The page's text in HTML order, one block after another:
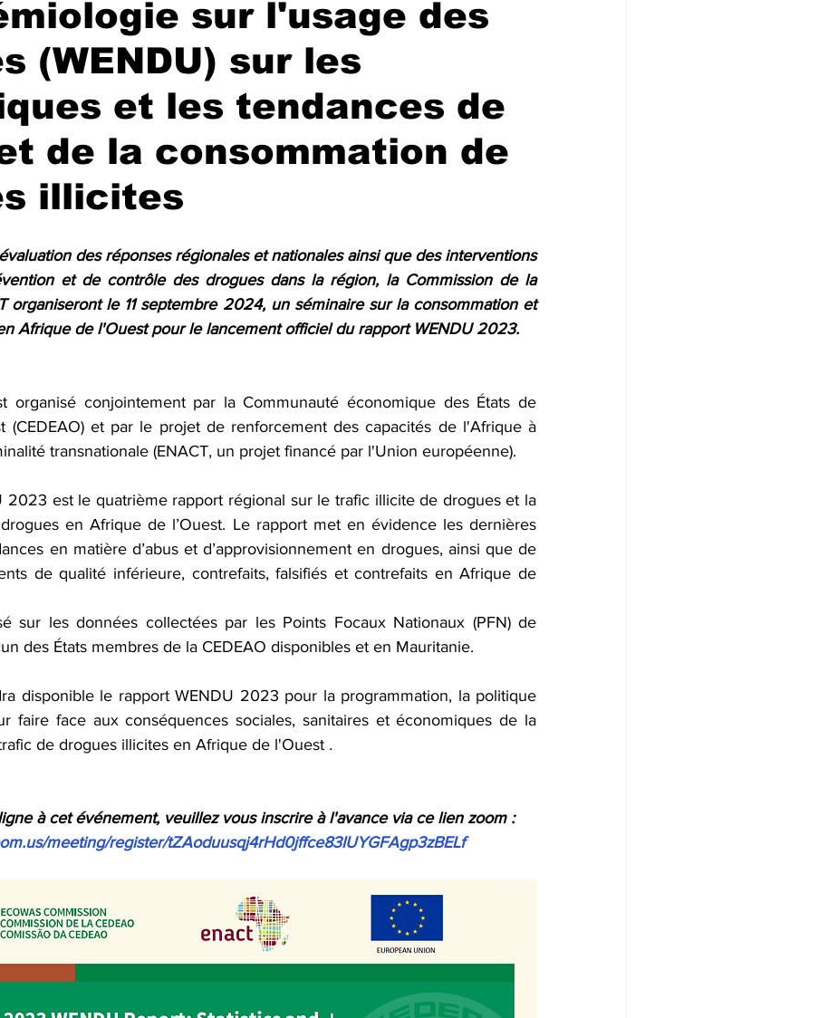
sur l'usage des
(WENDU) sur les
et les tendances de
de la consommation de
illicites
des réponses régionales et nationales ainsi que des interventions
et de contrôle des drogues dans la région, la Commission de la
organiseront le 11 septembre 2024, un séminaire sur la consommation et
Afrique de l'Ouest pour le lancement officiel du rapport WENDU 2023.
organisé conjointement par la Communauté économique des États de
(CEDEAO) et par le projet de renforcement des capacités de l'Afrique à
transnationale (ENACT, un projet financé par l'Union européenne).
2023 est le quatrième rapport régional sur le trafic illicite de drogues et la
en Afrique de l’Ouest. Le rapport met en évidence les dernières
en matière d’abus et d’approvisionnement en drogues, ainsi que de
de qualité inférieure, contrefaits, falsifiés et contrefaits en Afrique de
sur les données collectées par les Points Focaux Nationaux (PFN) de
des États membres de la CEDEAO disponibles et en Mauritanie.
disponible le rapport WENDU 2023 pour la programmation, la politique
faire face aux conséquences sociales, sanitaires et économiques de la
de drogues illicites en Afrique de l'Ouest .
à cet événement, veuillez vous inscrire à l'avance via ce lien zoom :
meeting/register/tZAoduusqj4rHd0jffce83IUYGFAgp3zBELf